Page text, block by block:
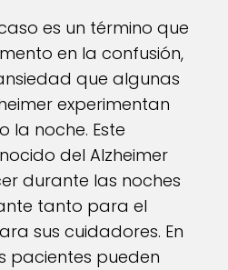
es un término que
en la confusión,
que algunas
experimentan
la noche. Este
del Alzheimer
durante las noches
tanto para el
sus cuidadores. En
pacientes pueden